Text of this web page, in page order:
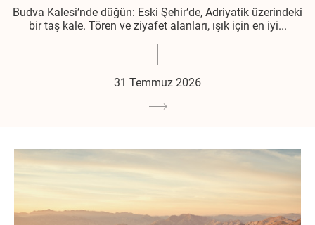
Budva Kalesi’nde düğün: Eski Şehir’de, Adriyatik üzerindeki
bir taş kale. Tören ve ziyafet alanları, ışık için en iyi...
31 Temmuz 2026